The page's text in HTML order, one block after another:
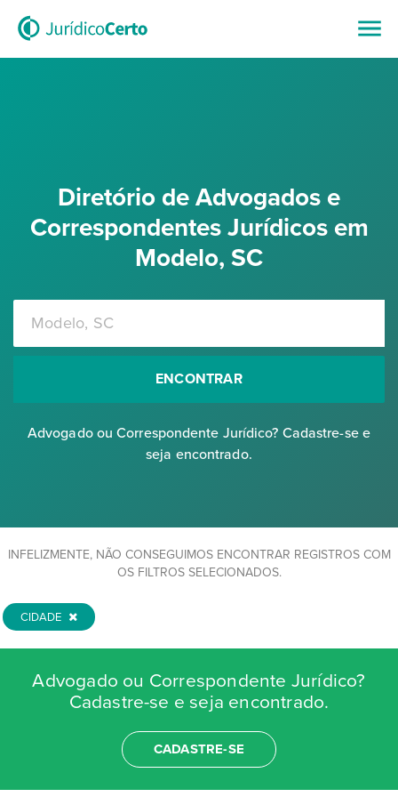
Diretório de Advogados e
Correspondentes Jurídicos em
Modelo, SC
ENCONTRAR
Advogado ou Correspondente Jurídico? Cadastre-se e
seja encontrado.
INFELIZMENTE, NÃO CONSEGUIMOS ENCONTRAR REGISTROS COM
OS FILTROS SELECIONADOS.
CIDADE
Advogado ou Correspondente Jurídico?
Cadastre-se e seja encontrado.
CADASTRE-SE